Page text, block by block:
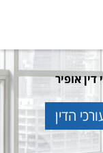
הדין
אופיר